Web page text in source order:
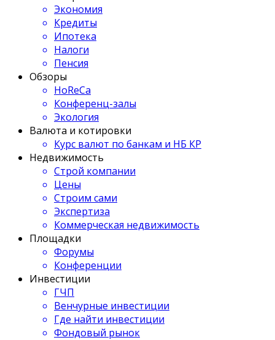
Экономия
Кредиты
Ипотека
Налоги
Пенсия
Обзоры
HoReCa
Конференц-залы
Экология
Валюта и котировки
Курс валют по банкам и НБ КР
Недвижимость
Строй компании
Цены
Строим сами
Экспертиза
Коммерческая недвижимость
Площадки
Форумы
Конференции
Инвестиции
ГЧП
Венчурные инвестиции
Где найти инвестиции
Фондовый рынок